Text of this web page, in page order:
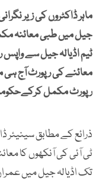
ماہر ڈاکٹروں کی زیر
جیل میں طبی معائنہ
ٹیم اڈیالہ جیل سے واپس
معائنے کی رپورٹ آج ہی
رپورٹ مکمل
ذرائع کے مطابق سینیئر
ٹی آئی کی آنکھوں کا
تک اڈیالہ جیل میں